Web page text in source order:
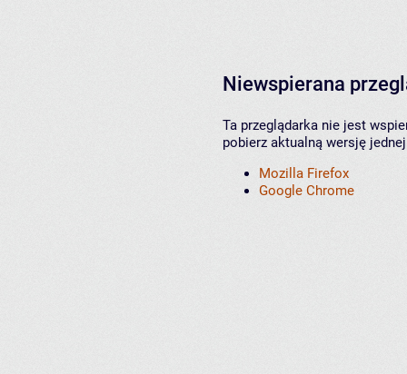
Niewspierana
Ta przeglądarka nie jest
pobierz aktualną wersję
Mozilla Firefox
Google Chrome